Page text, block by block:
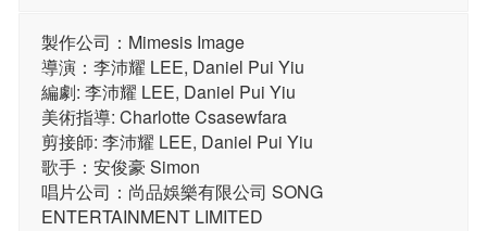
製作公司：Mimesis Image
導演：李沛耀 LEE, Daniel Pui Yiu
編劇: 李沛耀 LEE, Daniel Pui Yiu
美術指導: Charlotte Csasewfara
剪接師: 李沛耀 LEE, Daniel Pui Yiu
歌手：安俊豪 Simon
唱片公司：尚品娛樂有限公司 SONG
ENTERTAINMENT LIMITED